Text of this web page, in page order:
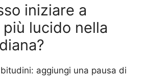
iniziare a
lucido nella
aggiungi una pausa di